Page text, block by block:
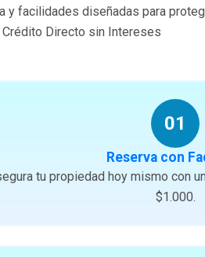
y facilidades diseñadas para
Directo sin Intereses
01
Reserva con
tu propiedad hoy mismo con
$1.000.